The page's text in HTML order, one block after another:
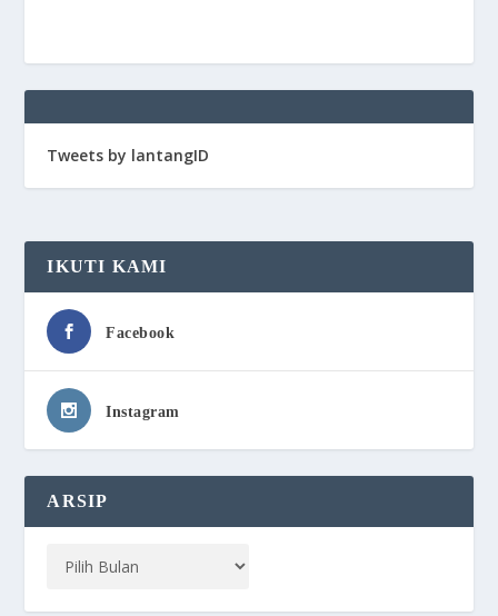
Tweets by lantangID
IKUTI KAMI
Facebook
Instagram
ARSIP